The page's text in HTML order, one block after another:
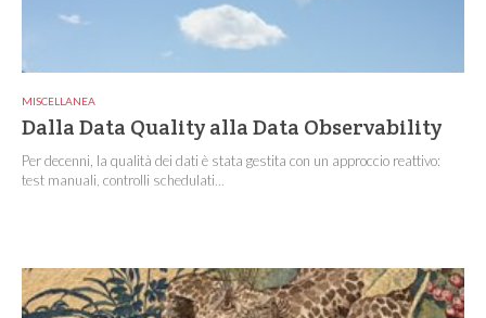
MISCELLANEA
Dalla Data Quality alla Data Observability
Per decenni, la qualità dei dati è stata gestita con un approccio reattivo:
test manuali, controlli schedulati...